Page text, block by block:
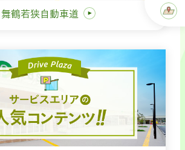
鶴若狭自動車道